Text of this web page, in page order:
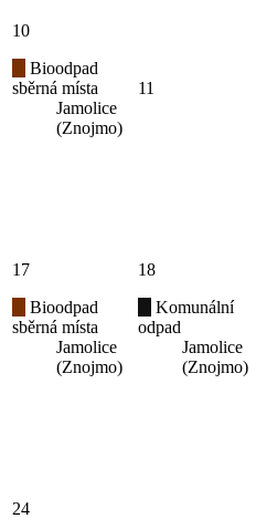
10
Bioodpad
sběrná místa
Jamolice
(Znojmo)
11
17
Bioodpad
sběrná místa
Jamolice
(Znojmo)
18
Komunální
odpad
Jamolice
(Znojmo)
24